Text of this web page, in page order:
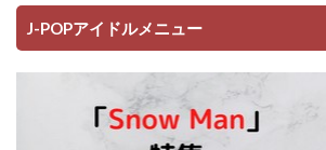
J-POPアイドルメニュー